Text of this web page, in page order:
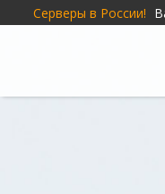
Серверы в России!